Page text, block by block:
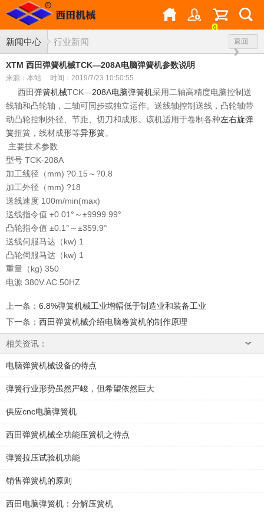
0
新闻中心 返回
行业新闻
XTM 西田弹簧机械TCK—208A电脑弹簧机参数说明
来源：本站 时间：2019/7/23 10:50:55
西田弹簧机械TCK—208A电脑弹簧机采用二轴高精度电脑控制送
线轴和凸轮轴，二轴可同步或独立运作。送线轴控制送线，凸轮轴带
动凸轮控制外径、节距、切刀和成形。该机适用于卷制各种左右旋弹
簧扭簧，线材成形等异形簧。
主要技术参数
型号 TCK-208A
加工线径（mm) ?0.15～?0.8
加工外径（mm) ?18
送线速度 100m/min(max)
送线指令值 ±0.01°～±9999.99°
凸轮指令值 ±0.1°～±359.9°
送线伺服马达（kw) 1
凸轮伺服马达（kw) 1
重量（kg) 350
电源 380V.AC.50HZ
上一条 ： 6.8%弹簧机械工业增幅低于制造业和装备工业
下一条 ： 西田弹簧机械介绍电脑卷簧机的制作原理
相关资讯：
电脑弹簧机械设备的特点
弹簧行业形势虽然严峻，但希望依然巨大
供应cnc电脑弹簧机
西田弹簧机械全功能压簧机之特点
弹簧拉压试验机功能
销售弹簧机的原则
西田电脑弹簧机：分解压簧机